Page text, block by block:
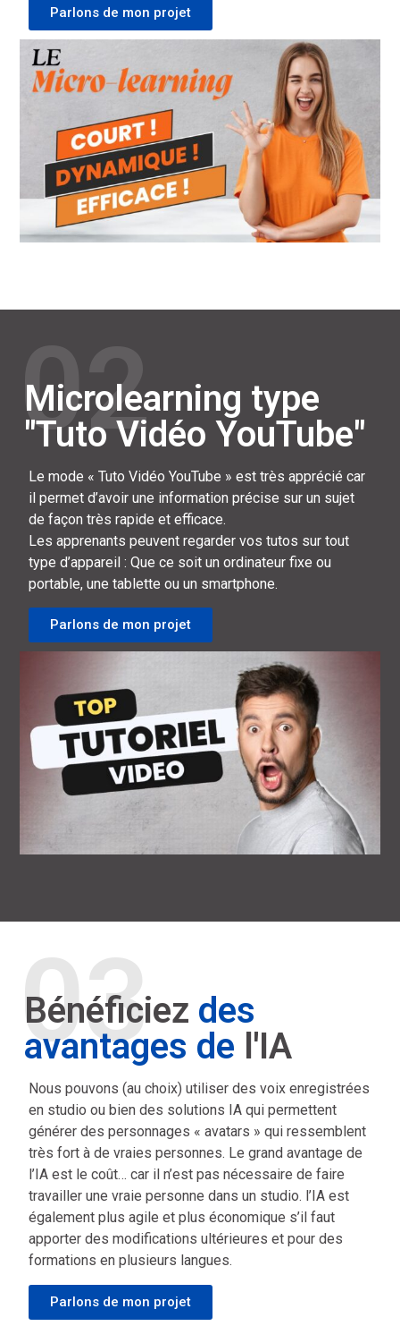
Parlons de mon projet
02
Microlearning type
"Tuto Vidéo YouTube"
Le mode « Tuto Vidéo YouTube » est très apprécié car
il permet d’avoir une information précise sur un sujet
de façon très rapide et efficace.
Les apprenants peuvent regarder vos tutos sur tout
type d’appareil : Que ce soit un ordinateur fixe ou
portable, une tablette ou un smartphone.
Parlons de mon projet
03
Bénéficiez des
avantages de l'IA
Nous pouvons (au choix) utiliser des voix enregistrées
en studio ou bien des solutions IA qui permettent
générer des personnages « avatars » qui ressemblent
très fort à de vraies personnes. Le grand avantage de
l’IA est le coût… car il n’est pas nécessaire de faire
travailler une vraie personne dans un studio. l’IA est
également plus agile et plus économique s’il faut
apporter des modifications ultérieures et pour des
formations en plusieurs langues.
Parlons de mon projet